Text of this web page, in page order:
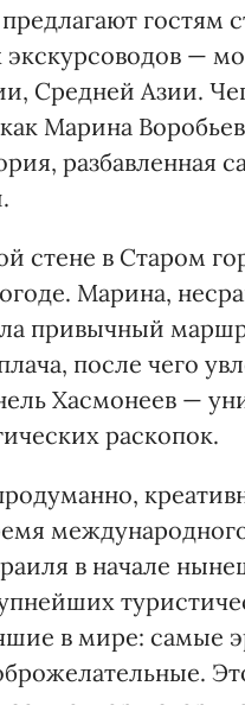
гостям
—
Средней Азии.
Марина
разбавленная
стене в Старом
Марина,
привычный
после чего
Хасмонеев —
раскопок.
в начале
в мире: самые